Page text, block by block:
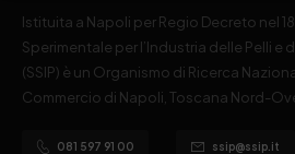
Istituita a Napoli per Regio Decreto nel
Sperimentale per l’Industria delle Pelli e
(SSIP) è un Organismo di Ricerca
Commercio di Napoli, Toscana Nord-
081 597 91 00 ssip@ssip.it